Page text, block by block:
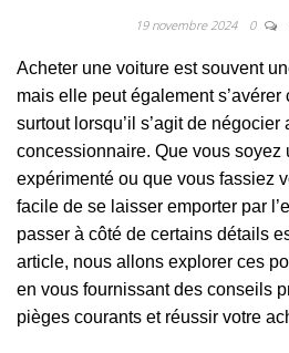
19 novembre 2024 0
Acheter une voiture est souvent
mais elle peut également
surtout lorsqu’il s’agit de négocier
concessionnaire. Que vous soyez
expérimenté ou que vous fassiez
facile de se laisser emporter par
passer à côté de certains détails
article, nous allons explorer ces
en vous fournissant des conseils
pièges courants et réussir votre